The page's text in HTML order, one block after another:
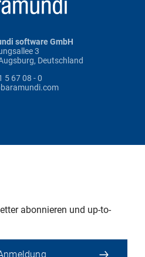
software GmbH
3
Deutschland
5 67 08 - 0
abonnieren und up-to-